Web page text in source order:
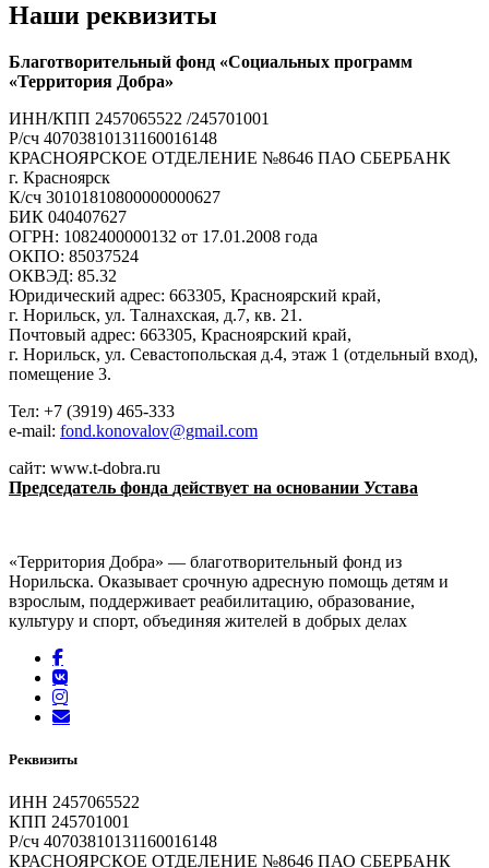
Наши реквизиты
Благотворительный фонд «Социальных программ
«Территория Добра»
ИНН/КПП 2457065522 /245701001
Р/сч 40703810131160016148
КРАСНОЯРСКОЕ ОТДЕЛЕНИЕ №8646 ПАО СБЕРБАНК
г. Красноярск
К/сч 30101810800000000627
БИК 040407627
ОГРН: 1082400000132 от 17.01.2008 года
ОКПО: 85037524
ОКВЭД: 85.32
Юридический адрес: 663305, Красноярский край,
г. Норильск, ул. Талнахская, д.7, кв. 21.
Почтовый адрес: 663305, Красноярский край,
г. Норильск, ул. Севастопольская д.4, этаж 1 (отдельный вход),
помещение 3.
Тел: +7 (3919) 465-333
e-mail: fond.konovalov@gmail.com
сайт: www.t-dobra.ru
Председатель фонда действует на основании Устава
«Территория Добра» — благотворительный фонд из
Норильска. Оказывает срочную адресную помощь детям и
взрослым, поддерживает реабилитацию, образование,
культуру и спорт, объединяя жителей в добрых делах
Реквизиты
ИНН 2457065522
КПП 245701001
Р/сч 40703810131160016148
КРАСНОЯРСКОЕ ОТДЕЛЕНИЕ №8646 ПАО СБЕРБАНК